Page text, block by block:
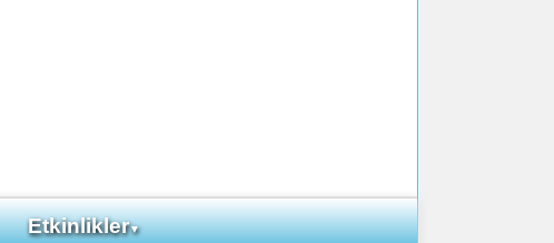
Etkinlikler▼